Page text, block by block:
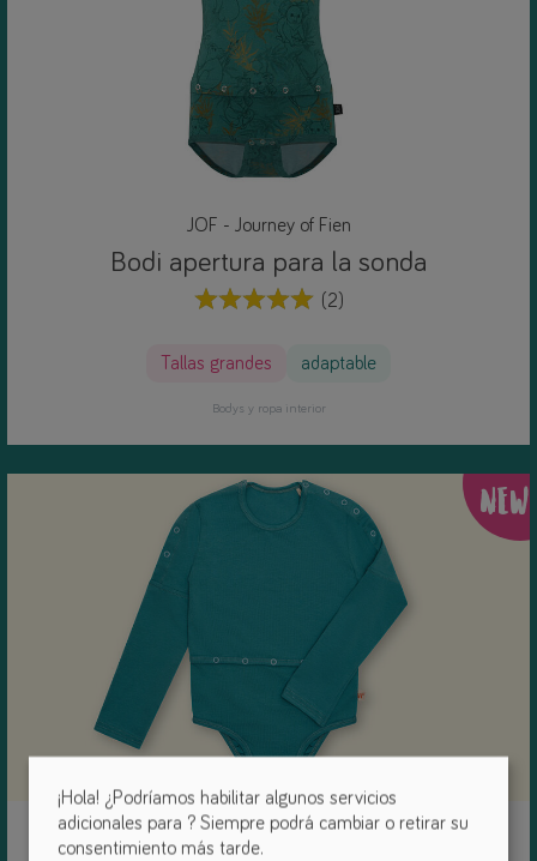
JOF - Journey of Fien
Bodi apertura para la sonda
(2)
Tallas grandes adaptable
Bodys y ropa interior
NEW
Bodi de sonda Björn
¡Hola! ¿Podríamos habilitar algunos servicios
adicionales para ? Siempre podrá cambiar o retirar su
consentimiento más tarde.